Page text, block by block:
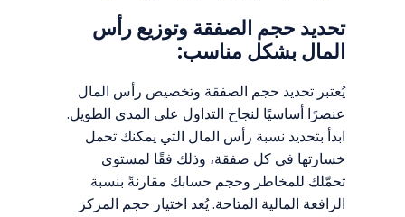
تحديد حجم الصفقة وتوزيع رأس
المال بشكل مناسب:
يُعتبر تحديد حجم الصفقة وتخصيص رأس المال
عنصرًا أساسيًا لنجاح التداول على المدى الطويل.
ابدأ بتحديد نسبة رأس المال التي يمكنك تحمل
خسارتها في كل صفقة، وذلك فقًا لمستوى
تحمّلك للمخاطر وحجم حسابك مقارنةً بنسبة
الرافعة المالية المتاحة. يُعد اختيار حجم المركز